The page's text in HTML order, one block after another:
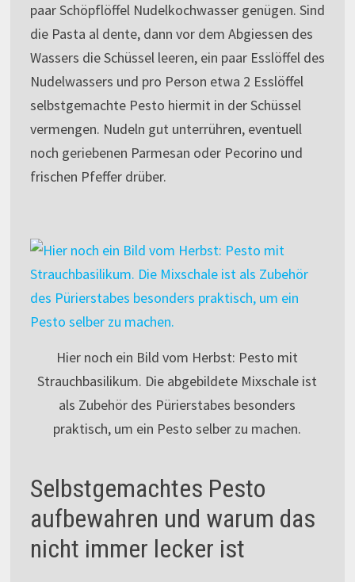
paar Schöpflöffel Nudelkochwasser genügen. Sind
die Pasta al dente, dann vor dem Abgiessen des
Wassers die Schüssel leeren, ein paar Esslöffel des
Nudelwassers und pro Person etwa 2 Esslöffel
selbstgemachte Pesto hiermit in der Schüssel
vermengen. Nudeln gut unterrühren, eventuell
noch geriebenen Parmesan oder Pecorino und
frischen Pfeffer drüber.
Hier noch ein Bild vom Herbst: Pesto mit
Strauchbasilikum. Die abgebildete Mixschale ist
als Zubehör des Pürierstabes besonders
praktisch, um ein Pesto selber zu machen.
Selbstgemachtes Pesto
aufbewahren und warum das
nicht immer lecker ist